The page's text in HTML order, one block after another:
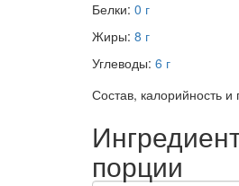
Белки: 0 г
Жиры: 8 г
Углеводы: 6 г
Состав, калорийность
порции